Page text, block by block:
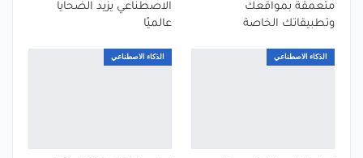
متعمقة بمواقعك
وتطبيقاتك الخاصة
الاصطناعي يزيد الضحايا
عالميًا
الذكاء الاصطناعي الذكاء الاصطناعي